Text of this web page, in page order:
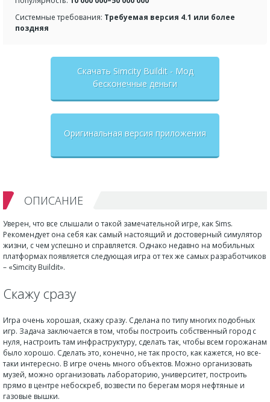
Системные требования: Требуемая версия 4.1 или более
поздняя
Скачать Simcity Buildit - Мод
бесконечные деньги
Оригинальная версия приложения
ОПИСАНИЕ
Уверен, что все слышали о такой замечательной игре, как Sims.
Рекомендует она себя как самый настоящий и достоверный симулятор
жизни, с чем успешно и справляется. Однако недавно на мобильных
платформах появляется следующая игра от тех же самых разработчиков
– «Simcity Buildit».
Скажу сразу
Игра очень хорошая, скажу сразу. Сделана по типу многих подобных
игр. Задача заключается в том, чтобы построить собственный город с
нуля, настроить там инфраструктуру, сделать так, чтобы всем горожанам
было хорошо. Сделать это, конечно, не так просто, как кажется, но все-
таки интересно. В игре очень много объектов. Можно организовать
музей, можно организовать лабораторию, университет, построить
прямо в центре небоскреб, возвести по берегам моря нефтяные и
газовые вышки.